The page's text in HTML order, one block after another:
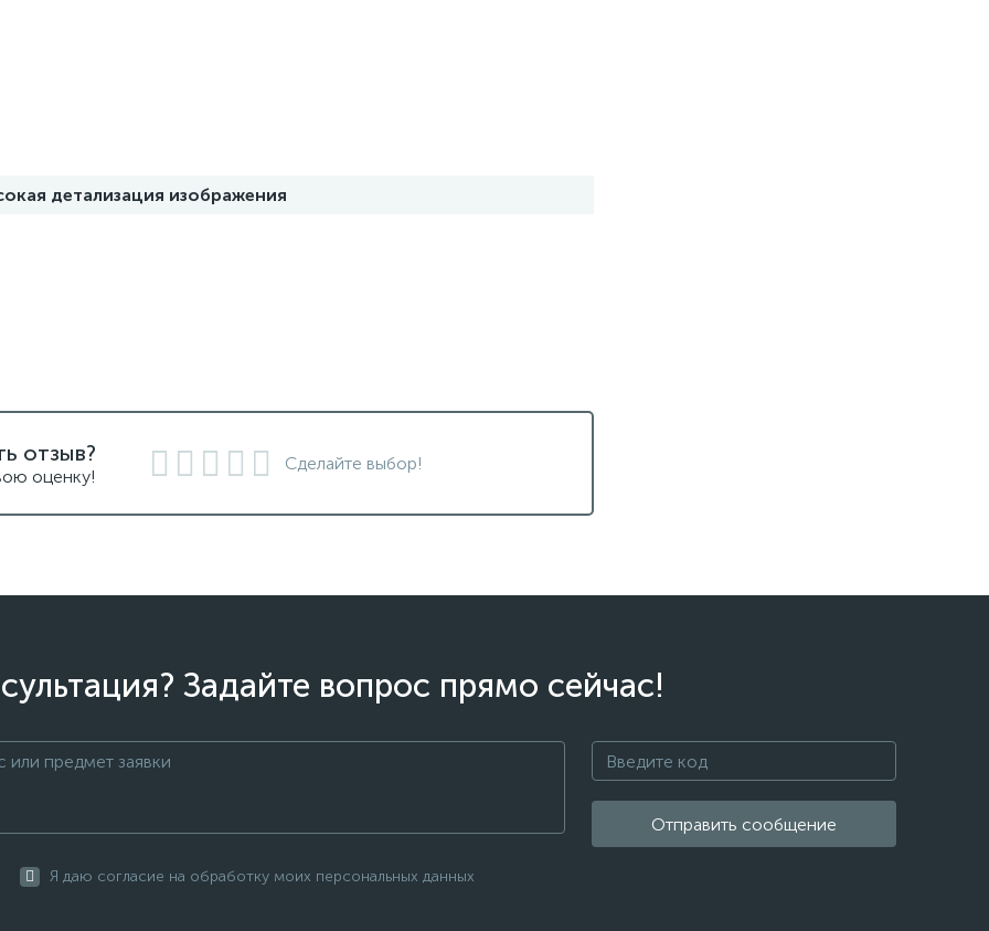
детализация изображения
отзыв?
оценку!
Сделайте выбор!
Задайте вопрос прямо сейчас!
Отправить сообщение
Я даю согласие на обработку моих персональных данных